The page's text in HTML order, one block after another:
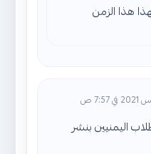
هذا الزمن
اليمنيين بنشر